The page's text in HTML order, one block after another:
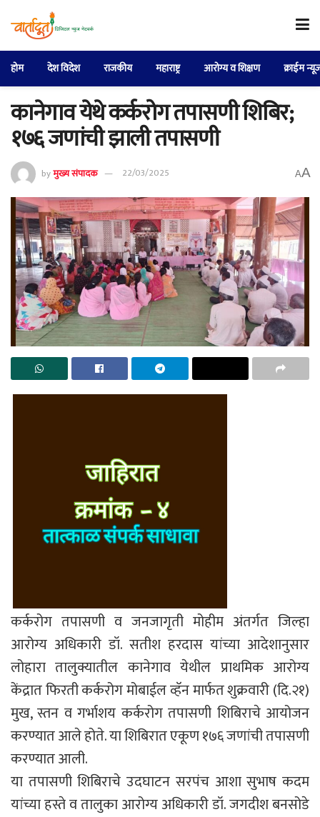
होम देश विदेश राजकीय महाराष्ट्र आरोग्य व शिक्षण क्राईम
कानेगाव येथे कर्करोग तपासणी शिबिर;
१७६ जणांची झाली तपासणी
byमुख्य संपादक 22/03/2025 AA
कर्करोग तपासणी व जनजागृती मोहीम अंतर्गत जिल्हा
आरोग्य अधिकारी डॉ. सतीश हरदास यांच्या आदेशानुसार
लोहारा तालुक्यातील कानेगाव येथील प्राथमिक आरोग्य
केंद्रात फिरती कर्करोग मोबाईल व्हॅन मार्फत शुक्रवारी (दि.२१)
मुख, स्तन व गर्भाशय कर्करोग तपासणी शिबिराचे आयोजन
करण्यात आले होते. या शिबिरात एकूण १७६ जणांची तपासणी
करण्यात आली.
या तपासणी शिबिराचे उदघाटन सरपंच आशा सुभाष कदम
यांच्या हस्ते व तालुका आरोग्य अधिकारी डॉ. जगदीश बनसोडे